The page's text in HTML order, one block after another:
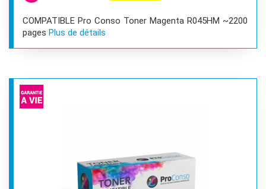
COMPATIBLE Pro Conso Toner Magenta R045HM ~2200
pages Plus de détails